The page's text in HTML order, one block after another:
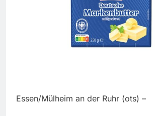
Essen/Mülheim an der Ruhr (ots) –